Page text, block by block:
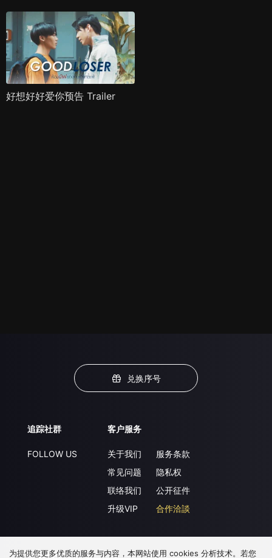
好想好好爱你预告 Trailer
兑换序号
追踪社群
FOLLOW US
客户服务
关于我们
常见问题
联络我们
升级VIP
服务条款
隐私权
公开征件
合作洽談
下载 APP
为提供您更多优质的服务与内容，本网站使用 cookies 分析技术。若您